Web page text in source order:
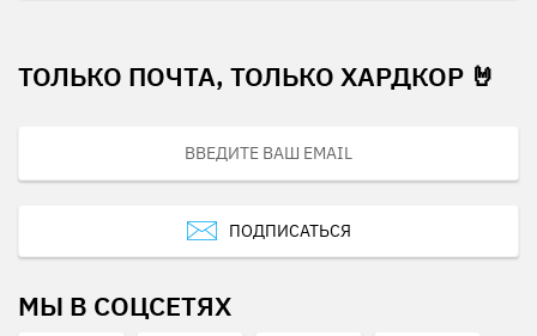
ТОЛЬКО ПОЧТА, ТОЛЬКО ХАРДКОР 🤘
ПОДПИСАТЬСЯ
МЫ В СОЦСЕТЯХ